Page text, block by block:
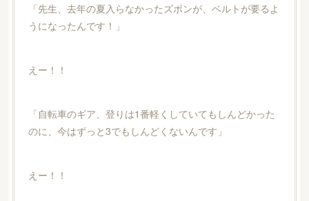
「先生、去年の夏入らなかったズボンが、ベルトが要るよ
うになったんです！」
えー！！
「自転車のギア、登りは1番軽くしていてもしんどかった
のに、今はずっと3でもしんどくないんです」
えー！！